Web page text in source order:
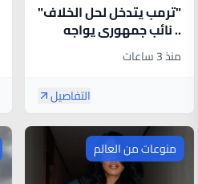
"ترمب يتدخل لحل الخلاف"
.. نائب جمهوري يواجه
اتهامات برمي زوجته
بمياه مغلية وكسر عظام
منذ 3 ساعات
التفاصيل
منوعات من العالم